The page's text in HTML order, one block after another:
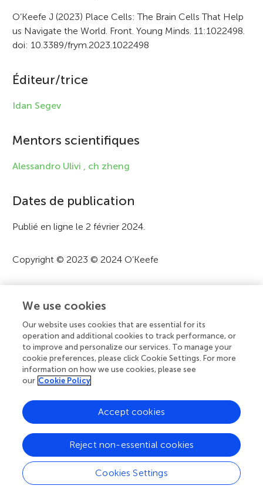
l
e
i
n
r
t
i
n
O’Keefe J (2023) Place Cells: The Brain Cells That Help
us Navigate the World. Front. Young Minds. 11:1022498.
doi: 10.3389/frym.2023.1022498
Éditeur/trice
Idan Segev
Mentors scientifiques
Alessandro Ulivi , ch zheng
Dates de publication
Publié en ligne le 2 février 2024.
Copyright © 2023 © 2024 O’Keefe
aux conditions de la licence
Attribution (CC BY) . Son utilisation, distribution ou
reproduction sont autorisées, à condition que les
auteurs d’origine et les détenteurs du droit d’auteur
soient crédités et que la publication originale dans cette
revue soit citée conformément aux pratiques
reproduction non conforme à ces conditions est
interdite.
We use cookies
Our website uses cookies that are essential for its
operation and additional cookies to track performance, or
to improve and personalize our services. To manage your
cookie preferences, please click Cookie Settings. For more
information on how we use cookies, please see
our Cookie Policy
Cookies Settings
Reject non-essential cookies
Accept cookies